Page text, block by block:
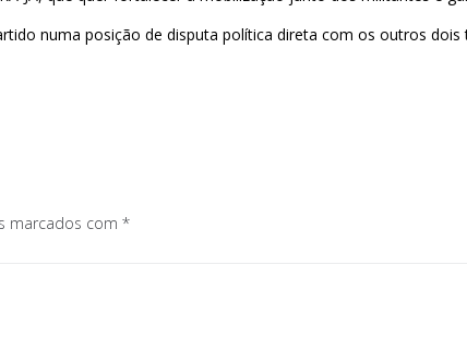
numa posição de disputa política direta com os outros
marcados com *